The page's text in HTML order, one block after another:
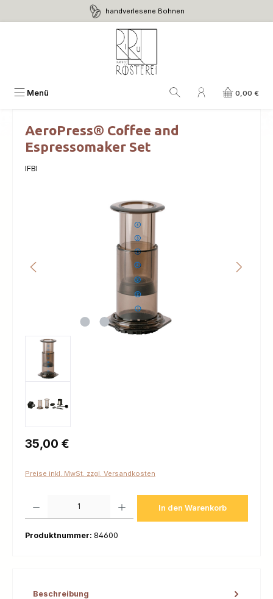
Zum Hauptinhalt springen handverlesene Bohnen
Menü 0,00 €
AeroPress® Coffee and
Espressomaker Set
IFBI
Bildergalerie überspringen
Regulärer Preis:
35,00 €
Preise inkl. MwSt. zzgl. Versandkosten
In den Warenkorb
Produktnummer: 84600
Beschreibung